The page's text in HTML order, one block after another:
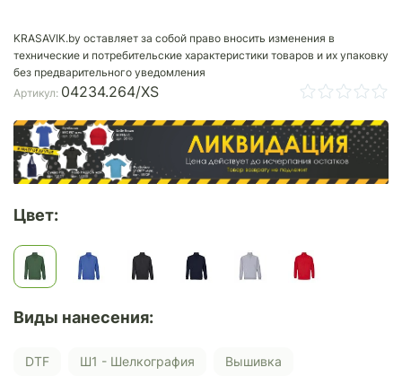
KRASAVIK.by оставляет за собой право вносить изменения в
технические и потребительские характеристики товаров и их упаковку
без предварительного уведомления
Артикул: 04234.264/XS
Цвет:
Виды нанесения:
DTF Ш1 - Шелкография Вышивка